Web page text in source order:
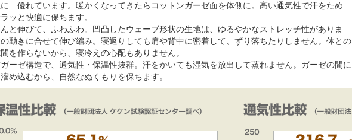
優れています。暖かくなってきたらコットンガーゼ面を体側に。高い通気性で汗をため
ッと快適に保ちます。
と伸びて、ふわふわ。凹凸したウェーブ形状の生地は、ゆるやかなストレッチ性がありま
動きに合せて伸び縮み。寝返りしても肩や背中に密着して、ずり落ちたりしません。体との
を作らないから、寝冷えの心配もありません。
ーゼ構造で、通気性・保温性抜群。汗をかいても湿気を放出して蒸れません。ガーゼの間に
め込むから、自然なぬくもりを保ちます。